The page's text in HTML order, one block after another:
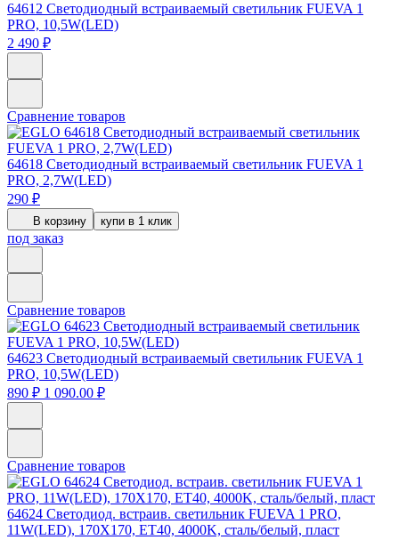
64612 Светодиодный встраиваемый светильник FUEVA 1
PRO, 10,5W(LED)
2 490 ₽
Сравнение товаров
64618 Светодиодный встраиваемый светильник FUEVA 1
PRO, 2,7W(LED)
290 ₽
В корзину купи в 1 клик
под заказ
Сравнение товаров
64623 Светодиодный встраиваемый светильник FUEVA 1
PRO, 10,5W(LED)
890 ₽ 1 090.00 ₽
Сравнение товаров
64624 Светодиод. встраив. светильник FUEVA 1 PRO,
11W(LED), 170X170, ET40, 4000K, сталь/белый, пласт